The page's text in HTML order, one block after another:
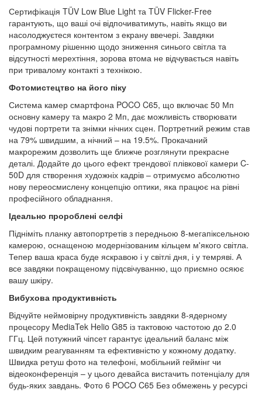
Сертифікація TÜV Low Blue Light та TÜV Flicker-Free
гарантують, що ваші очі відпочиватимуть, навіть якщо ви
насолоджуєтеся контентом з екрану ввечері. Завдяки
програмному рішенню щодо зниження синього світла та
відсутності мерехтіння, зорова втома не відчувається навіть
при тривалому контакті з технікою.
Фотомистецтво на його піку
Система камер смартфона POCO C65, що включає 50 Мп
основну камеру та макро 2 Мп, дає можливість створювати
чудові портрети та знімки нічних сцен. Портретний режим став
на 79% швидшим, а нічний – на 19.5%. Прокачаний
макрорежим дозволить ще ближче розглянути прекрасне
деталі. Додайте до цього ефект трендової плівкової камери C-
50D для створення художніх кадрів – отримуємо абсолютно
нову переосмислену концепцію оптики, яка працює на рівні
професійного обладнання.
Ідеально пророблені селфі
Підніміть планку автопортретів з передньою 8-мегапіксельною
камерою, оснащеною модернізованим кільцем м'якого світла.
Тепер ваша краса буде яскравою і у світлі дня, і у темряві. А
все завдяки покращеному підсвічуванню, що приємно осяює
вашу шкіру.
Вибухова продуктивність
Відчуйте неймовірну продуктивність завдяки 8-ядерному
процесору MediaTek Helio G85 із тактовою частотою до 2.0
ГГц. Цей потужний чіпсет гарантує ідеальний баланс між
швидким реагуванням та ефективністю у кожному додатку.
Швидка ретуш фото на телефоні, мобільний геймінг чи
відеоконференція – у цього девайса вистачить потенціалу для
будь-яких завдань. Фото 6 POCO C65 Без обмежень у ресурсі